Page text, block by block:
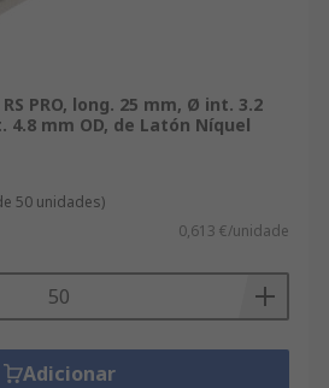
PRO, long. 25 mm, Ø int. 3.2
mm OD, de Latón Níquel
50 unidades)
0,613 €/unidade
Adicionar